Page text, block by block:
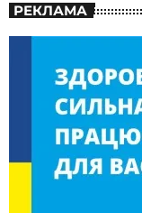
РЕКЛАМА